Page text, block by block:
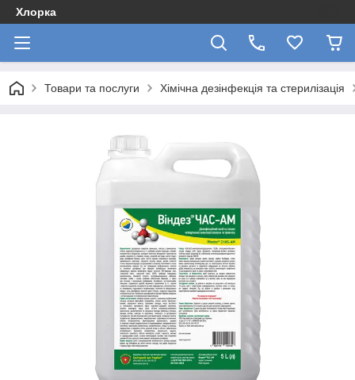
Хлорка
Товари та послуги Хімічна дезінфекція та стерилізація